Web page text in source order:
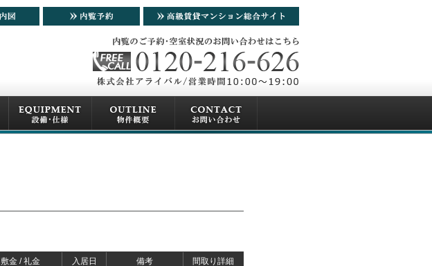
敷金 / 礼金 入居日 備考 間取り詳細